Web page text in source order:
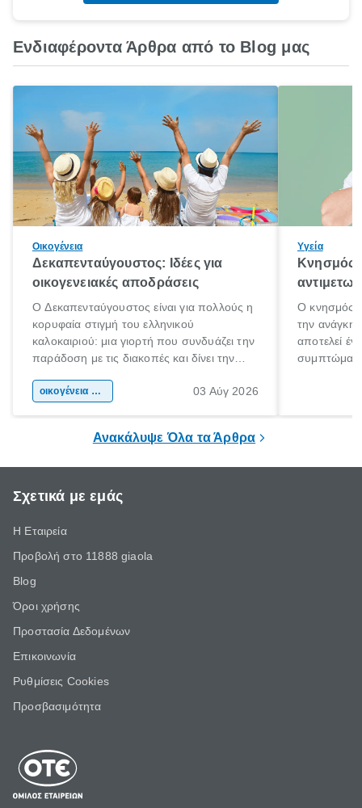
Ενδιαφέροντα Άρθρα από το Blog μας
Οικογένεια
Δεκαπενταύγουστος: Ιδέες για
οικογενειακές αποδράσεις
Ο Δεκαπενταύγουστος είναι για πολλούς η
κορυφαία στιγμή του ελληνικού
καλοκαιριού: μια γιορτή που συνδυάζει την
παράδοση με τις διακοπές και δίνει την
χώρας. Είτε πρόκειται για λίγες μέρες
οικογένεια & παιδί 03 Αύγ 2026
Υγεία
Κνησμός:
Ο κνησμός
την ανάγκη
αποτελεί
Ανακάλυψε Όλα τα Άρθρα
Σχετικά με εμάς
Η Εταιρεία
Προβολή στο 11888 giaola
Blog
Όροι χρήσης
Προστασία Δεδομένων
Επικοινωνία
Ρυθμίσεις Cookies
Προσβασιμότητα